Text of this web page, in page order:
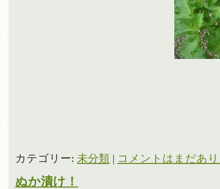
カテゴリー: 未分類 | コメントはまだあ
ぬか漬け！